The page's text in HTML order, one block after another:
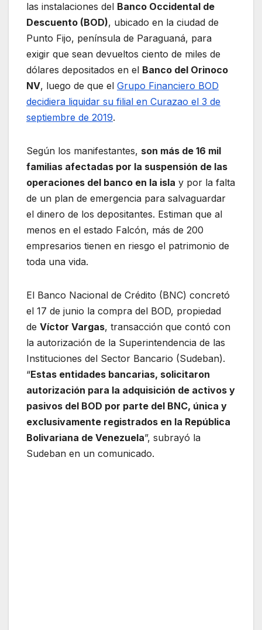
las instalaciones del Banco Occidental de
Descuento (BOD), ubicado en la ciudad de
Punto Fijo, península de Paraguaná, para
exigir que sean devueltos ciento de miles de
dólares depositados en el Banco del Orinoco
NV, luego de que el Grupo Financiero BOD
decidiera liquidar su filial en Curazao el 3 de
septiembre de 2019.
Según los manifestantes, son más de 16 mil
familias afectadas por la suspensión de las
operaciones del banco en la isla y por la falta
de un plan de emergencia para salvaguardar
el dinero de los depositantes. Estiman que al
menos en el estado Falcón, más de 200
empresarios tienen en riesgo el patrimonio de
toda una vida.
El Banco Nacional de Crédito (BNC) concretó
el 17 de junio la compra del BOD, propiedad
de Víctor Vargas, transacción que contó con
la autorización de la Superintendencia de las
Instituciones del Sector Bancario (Sudeban).
“Estas entidades bancarias, solicitaron
autorización para la adquisición de activos y
pasivos del BOD por parte del BNC, única y
exclusivamente registrados en la República
Bolivariana de Venezuela”, subrayó la
Sudeban en un comunicado.